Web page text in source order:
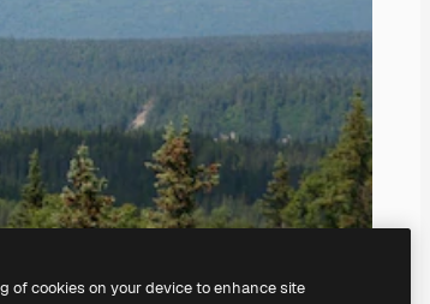
of cookies on your device to enhance site